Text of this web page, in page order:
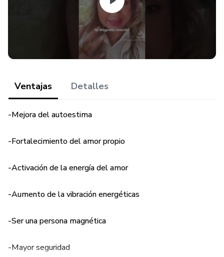
ritual te ayudará a desbloquear tu energía Venus y atraer el
amor que deseas. No pierdas más tiempo y comienza hoy
mismo este poderoso ritual de amor y magnetismo.
¡Activa tu energía del amor y atrae a tu pareja ideal con el
Ventajas Detalles
-Mejora del autoestima
-Fortalecimiento del amor propio
-Activación de la energía del amor
-Aumento de la vibración energéticas
-Ser una persona magnética
-Mayor seguridad